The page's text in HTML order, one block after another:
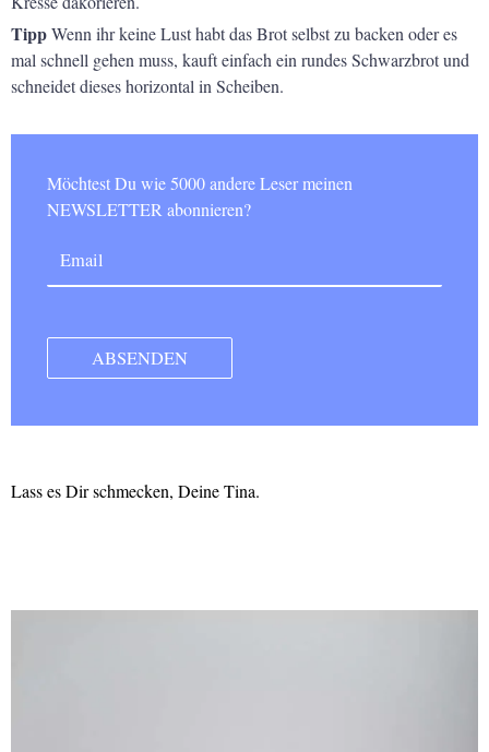
TippWenn ihr keine Lust habt das Brot selbst zu backen oder es
mal schnell gehen muss, kauft einfach ein rundes Schwarzbrot und
schneidet dieses horizontal in Scheiben.
Möchtest Du wie 5000 andere Leser meinen
NEWSLETTER abonnieren?
Lass es Dir schmecken, Deine Tina.